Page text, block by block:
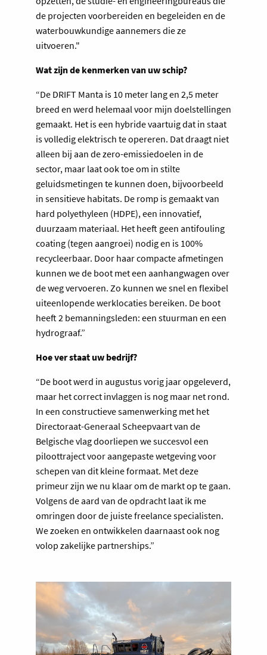
de projecten voorbereiden en begeleiden en de
waterbouwkundige aannemers die ze
uitvoeren."
Wat zijn de kenmerken van uw schip?
“De DRIFT Manta is 10 meter lang en 2,5 meter
breed en werd helemaal voor mijn doelstellingen
gemaakt. Het is een hybride vaartuig dat in staat
is volledig elektrisch te opereren. Dat draagt niet
alleen bij aan de zero-emissiedoelen in de
sector, maar laat ook toe om in stilte
geluidsmetingen te kunnen doen, bijvoorbeeld
in sensitieve habitats. De romp is gemaakt van
hard polyethyleen (HDPE), een innovatief,
duurzaam materiaal. Het heeft geen antifouling
coating (tegen aangroei) nodig en is 100%
recycleerbaar. Door haar compacte afmetingen
kunnen we de boot met een aanhangwagen over
de weg vervoeren. Zo kunnen we snel en flexibel
uiteenlopende werklocaties bereiken. De boot
heeft 2 bemanningsleden: een stuurman en een
hydrograaf.”
Hoe ver staat uw bedrijf?
“De boot werd in augustus vorig jaar opgeleverd,
maar het correct invlaggen is nog maar net rond.
In een constructieve samenwerking met het
Directoraat-Generaal Scheepvaart van de
Belgische vlag doorliepen we succesvol een
piloottraject voor aangepaste wetgeving voor
schepen van dit kleine formaat. Met deze
primeur zijn we nu klaar om de markt op te gaan.
Volgens de aard van de opdracht laat ik me
omringen door de juiste freelance specialisten.
We zoeken en ontwikkelen daarnaast ook nog
volop zakelijke partnerships.”